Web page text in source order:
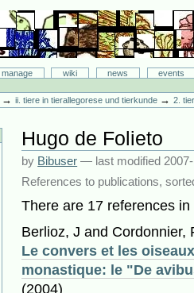
manage wiki news
events
→ii. tiere in tierallegorese und tierkunde →2.
Hugo de Folieto
by Bibuser — last modified
References to publications,
There are 17 references
Berlioz, J and Cordonnier,
Le convers et les
monastique: le "De
(2004)